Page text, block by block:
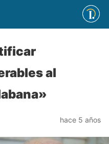
al
hace 5 años